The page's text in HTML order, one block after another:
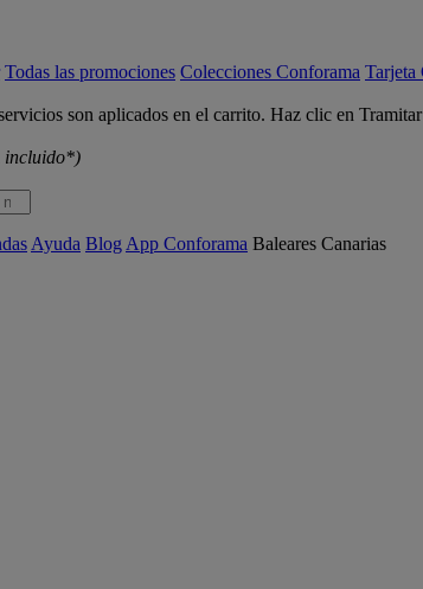
Todas las promociones Colecciones Conforama Tarjeta
son aplicados en el carrito. Haz clic en
incluido*)
Ayuda Blog App Conforama Baleares Canarias